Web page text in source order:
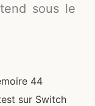
sous le
44
sur Switch